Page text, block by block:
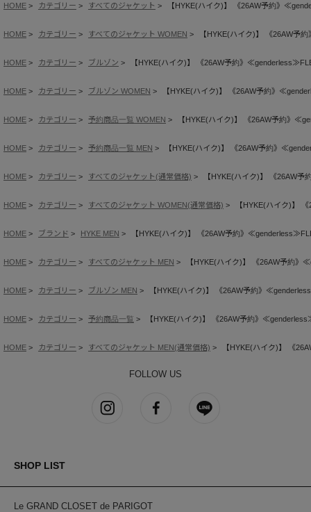
HOME カテゴリー すべてのジャケット 【HYKE(ハイク)】 《26AW予約》
HOME カテゴリー すべてのジャケット WOMEN 【HYKE(ハイク)】 《26AW予
HOME カテゴリー ブルゾン 【HYKE(ハイク)】 《26AW予約》
HOME カテゴリー ブルゾン WOMEN 【HYKE(ハイク)】 《26AW予約》
HOME カテゴリー 予約商品一覧 WOMEN 【HYKE(ハイク)】 《26AW予約》
HOME カテゴリー 予約商品一覧 MEN 【HYKE(ハイク)】 《26AW予約》
HOME カテゴリー すべてのジャケット(通常価格) 【HYKE(ハイク)】 《26AW
HOME カテゴリー すべてのジャケット WOMEN(通常価格) 【HYKE(ハイク)】
HOME ブランド HYKE MEN 【HYKE(ハイク)】 《26AW予約》
HOME カテゴリー すべてのジャケット MEN 【HYKE(ハイク)】 《26AW予約
HOME カテゴリー ブルゾン MEN 【HYKE(ハイク)】 《26AW予約》
HOME カテゴリー 予約商品一覧 【HYKE(ハイク)】 《26AW予約》
HOME カテゴリー すべてのジャケット MEN(通常価格) 【HYKE(ハイク)】 《
FOLLOW US
SHOP LIST
Le GRAND CLOSET de PARIGOT